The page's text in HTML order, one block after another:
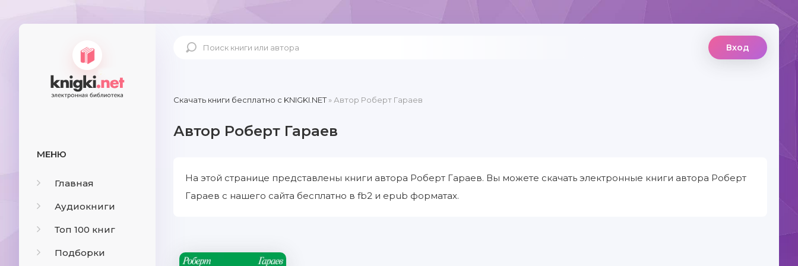
МЕНЮ
Главная
Аудиокниги
Топ 100 книг
Подборки
Вход
Скачать книги бесплатно c KNIGKI.NET» Автор Роберт Гараев
Автор Роберт Гараев
На этой странице представлены книги автора Роберт Гараев. Вы можете скачать электронные книги автора Роберт
Гараев с нашего сайта бесплатно в fb2 и epub форматах.